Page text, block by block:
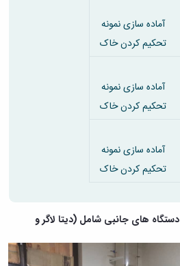
آماده سازی نمونه
تحکیم کردن خاک
آماده سازی نمونه
تحکیم کردن خاک
آماده سازی نمونه
تحکیم کردن خاک
دستگاه های جانبی شامل (دیتا لاگر و